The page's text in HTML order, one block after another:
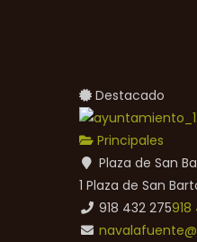
Destacado
Principales
Plaza de San
1 Plaza de San
918 432 275918